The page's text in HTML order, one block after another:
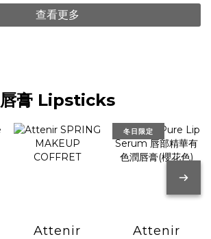
查看更多
唇膏 Lipsticks
Attenir
冬日限定
Attenir